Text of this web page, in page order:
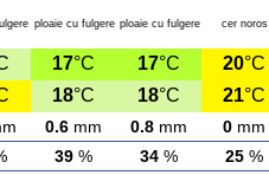
ploaie cu fulgere ploaie cu fulgere cer noros
17°C 17°C 20°C
18°C 18°C 21°C
0.6mm 0.8mm 0mm
39% 34% 25%